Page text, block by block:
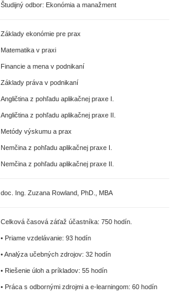
Študijný odbor: Ekonómia a manažment
Základy ekonómie pre prax
Matematika v praxi
Financie a mena v podnikaní
Základy práva v podnikaní
Angličtina z pohľadu aplikačnej praxe I.
Angličtina z pohľadu aplikačnej praxe II.
Metódy výskumu a prax
Nemčina z pohľadu aplikačnej praxe I.
Nemčina z pohľadu aplikačnej praxe II.
doc. Ing. Zuzana Rowland, PhD., MBA
Celková časová záťaž účastníka: 750 hodín.
• Priame vzdelávanie: 93 hodín
• Analýza učebných zdrojov: 32 hodín
• Riešenie úloh a príkladov: 55 hodín
• Práca s odbornými zdrojmi a e-learningom: 60 hodín